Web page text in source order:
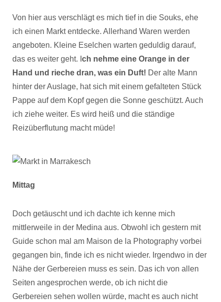
Von hier aus verschlägt es mich tief in die Souks, ehe
ich einen Markt entdecke. Allerhand Waren werden
angeboten. Kleine Eselchen warten geduldig darauf,
das es weiter geht. I ch nehme eine Orange in der
Hand und rieche dran, was ein Duft! Der alte Mann
hinter der Auslage, hat sich mit einem gefalteten Stück
Pappe auf dem Kopf gegen die Sonne geschützt. Auch
ich ziehe weiter. Es wird heiß und die ständige
Reizüberflutung macht müde!
Mittag
Doch getäuscht und ich dachte ich kenne mich
mittlerweile in der Medina aus. Obwohl ich gestern mit
Guide schon mal am Maison de la Photography vorbei
gegangen bin, finde ich es nicht wieder. Irgendwo in der
Nähe der Gerbereien muss es sein. Das ich von allen
Seiten angesprochen werde, ob ich nicht die
Gerbereien sehen wollen würde, macht es auch nicht